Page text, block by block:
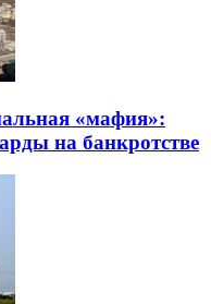
«мафия»:
на банкротстве